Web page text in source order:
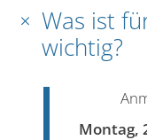
Was ist
wichtig?
Montag,